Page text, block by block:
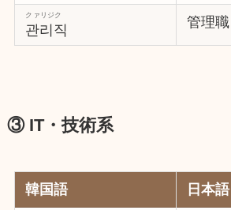
관리직
クァリジク 管理職
③ IT・技術系
韓国語 日本語